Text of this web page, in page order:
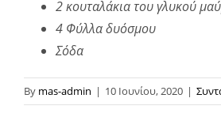
2 κουταλάκια του γλυκού
4 Φύλλα δυόσμου
Σόδα
By mas-admin | 10 Ιουνίου, 2020 |